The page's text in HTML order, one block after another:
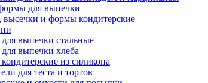
для выпечки
высечки и формы кондитерские
выпечки стальные
выпечки хлеба
из силикона
для теста и тортов